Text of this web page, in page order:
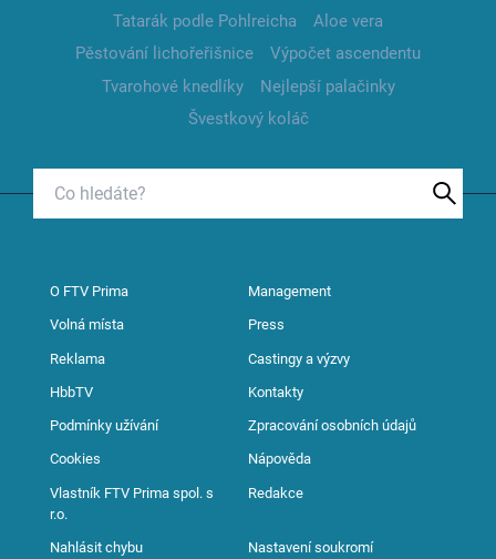
Tatarák podle Pohlreicha
Aloe vera
Pěstování lichořeřišnice
Výpočet ascendentu
Tvarohové knedlíky
Nejlepší palačinky
Švestkový koláč
O FTV Prima Management
Volná místa Press
Reklama Castingy a výzvy
HbbTV Kontakty
Podmínky užívání Zpracování osobních údajů
Cookies Nápověda
Vlastník FTV Prima spol. s
r.o.
Redakce
Nahlásit chybu Nastavení soukromí